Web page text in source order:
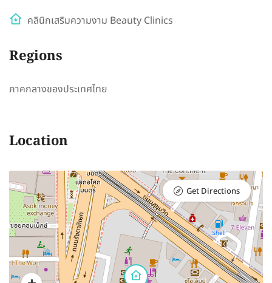
คลินิกเสริมความงาม Beauty Clinics
Regions
ภาคกลางของประเทศไทย
Location
Get Directions